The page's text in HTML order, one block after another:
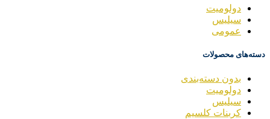
دولومیت
سیلیس
عمومی
دسته‌های محصولات
بدون دسته‌بندی
دولومیت
سیلیس
کربنات کلسیم